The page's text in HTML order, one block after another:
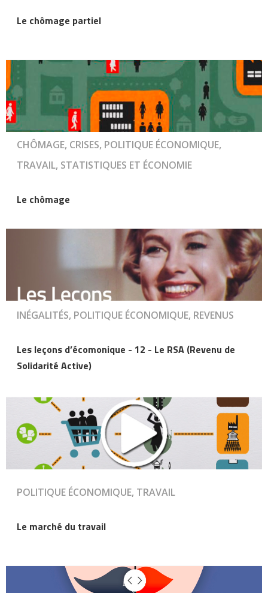
Le chômage partiel
CHÔMAGE, CRISES, POLITIQUE ÉCONOMIQUE,
TRAVAIL, STATISTIQUES ET ÉCONOMIE
Le chômage
INÉGALITÉS, POLITIQUE ÉCONOMIQUE, REVENUS
Les leçons d’écomonique - 12 - Le RSA (Revenu de
Solidarité Active)
POLITIQUE ÉCONOMIQUE, TRAVAIL
Le marché du travail